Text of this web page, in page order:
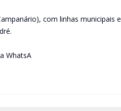
com linhas municipais e
WhatsA